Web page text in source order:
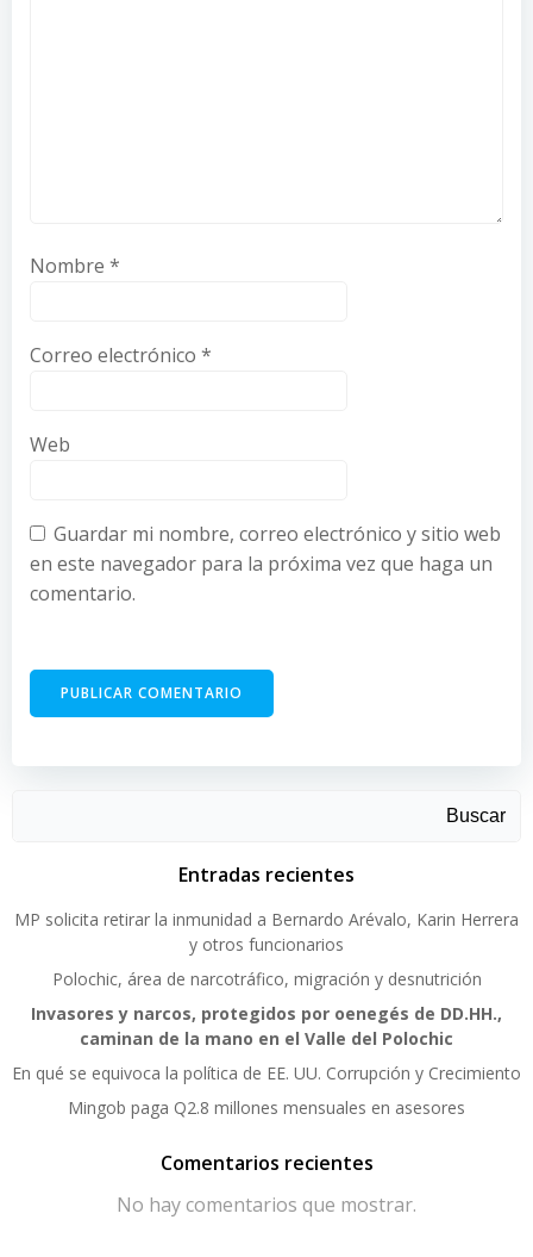
Nombre *
Correo electrónico *
Web
Guardar mi nombre, correo electrónico y sitio web
en este navegador para la próxima vez que haga un
comentario.
Buscar
Entradas recientes
MP solicita retirar la inmunidad a Bernardo Arévalo, Karin Herrera
y otros funcionarios
Polochic, área de narcotráfico, migración y desnutrición
Invasores y narcos, protegidos por oenegés de DD.HH.,
caminan de la mano en el Valle del Polochic
En qué se equivoca la política de EE. UU. Corrupción y Crecimiento
Mingob paga Q2.8 millones mensuales en asesores
Comentarios recientes
No hay comentarios que mostrar.